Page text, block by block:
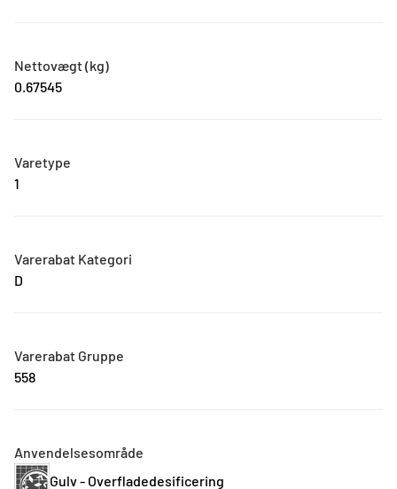
Nettovægt (kg)
0.67545
Varetype
1
Varerabat Kategori
D
Varerabat Gruppe
558
Anvendelsesområde
Gulv - Overfladedesificering